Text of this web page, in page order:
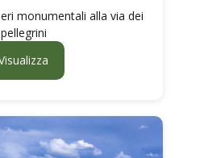
monumentali alla via dei
pellegrini